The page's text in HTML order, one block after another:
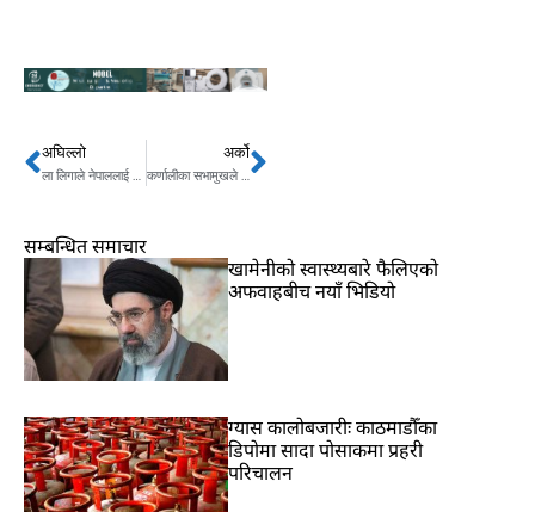
Prev
अघिल्लो
ला लिगाले नेपाललाई दियो साफको शुभकामना
अर्को
कर्णालीका सभामुखले पनि एमालेकाे विधान महाधिवेशनमा भाग लिएNext
सम्बन्धित समाचार
खामेनीको स्वास्थ्यबारे फैलिएको
अफवाहबीच नयाँ भिडियो
ग्यास कालोबजारीः काठमाडौँका
डिपोमा सादा पोसाकमा प्रहरी
परिचालन